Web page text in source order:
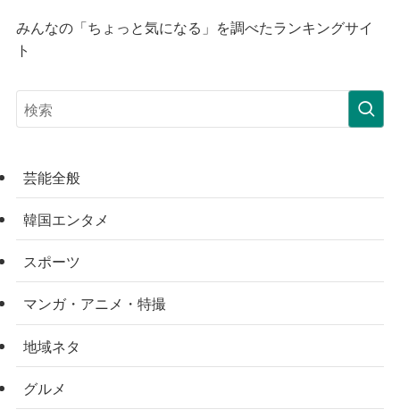
みんなの「ちょっと気になる」を調べたランキングサイ
ト
芸能全般
韓国エンタメ
スポーツ
マンガ・アニメ・特撮
地域ネタ
グルメ